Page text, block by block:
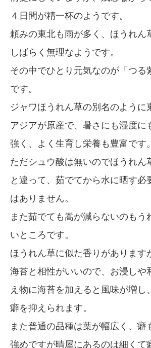
４日間が精一杯のようです。
頼みの東北も雨が多く、ほうれん
しばらく無理なようです。
その中でひとり元気なのが「つる
です。
ジャワほうれん草の別名のように
アジアが原産で、暑さにも湿度に
強く、よく生育し栄養も豊富です。
ただシュウ酸は無いのでほうれん
と違って、茹でてから水に晒す必
はありません。
また茹でても嵩が減らないのもう
いところです。
ほうれん草に似た香りがあります
海苔と相性がいいので、お浸しや
え物に海苔を加えると風味が増し、
癖を抑えられます。
また普通の品種は葉が幅広く、癖
強めですが晴屋にあるのは細くて